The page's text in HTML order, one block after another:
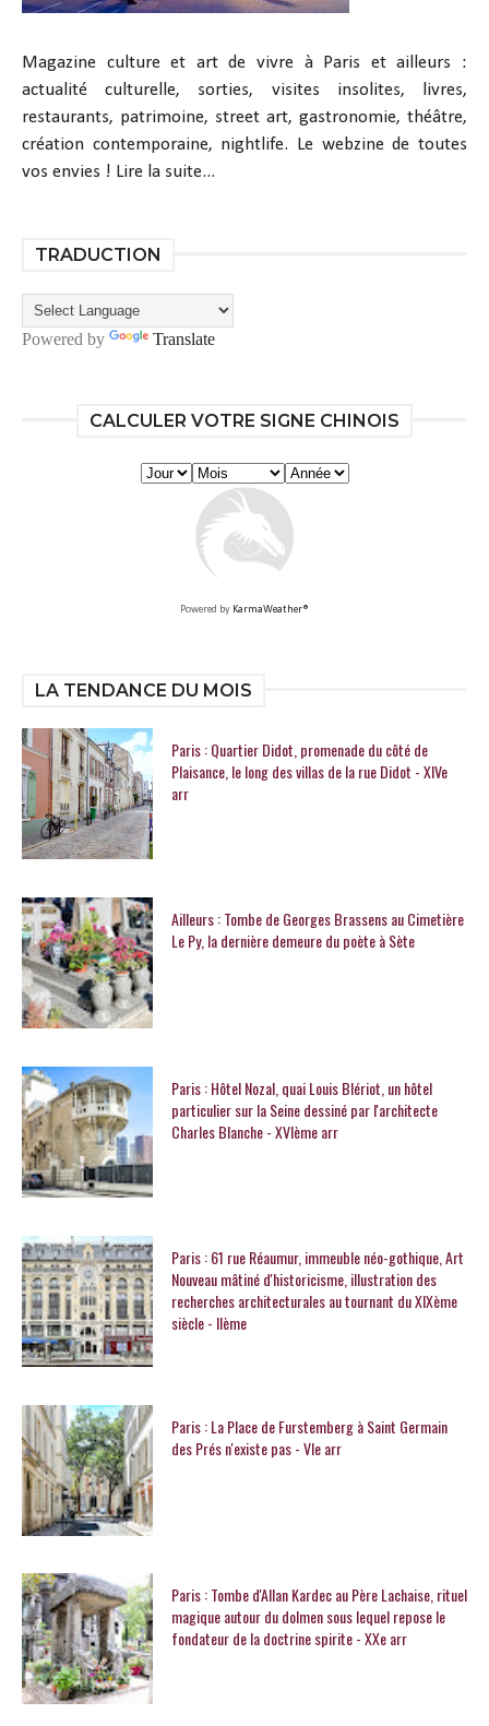
Magazine culture et art de vivre à Paris et ailleurs :
actualité culturelle, sorties, visites insolites, livres,
restaurants, patrimoine, street art, gastronomie, théâtre,
création contemporaine, nightlife. Le webzine de toutes
vos envies ! Lire la suite...
TRADUCTION
Powered by Translate
CALCULER VOTRE SIGNE CHINOIS
Powered by KarmaWeather®
LA TENDANCE DU MOIS
Paris : Quartier Didot, promenade du côté de
Plaisance, le long des villas de la rue Didot - XIVe
arr
Ailleurs : Tombe de Georges Brassens au Cimetière
Le Py, la dernière demeure du poète à Sète
Paris : Hôtel Nozal, quai Louis Blériot, un hôtel
particulier sur la Seine dessiné par l'architecte
Charles Blanche - XVIème arr
Paris : 61 rue Réaumur, immeuble néo-gothique, Art
Nouveau mâtiné d'historicisme, illustration des
recherches architecturales au tournant du XIXème
siècle - IIème
Paris : La Place de Furstemberg à Saint Germain
des Prés n'existe pas - VIe arr
Paris : Tombe d'Allan Kardec au Père Lachaise, rituel
magique autour du dolmen sous lequel repose le
fondateur de la doctrine spirite - XXe arr